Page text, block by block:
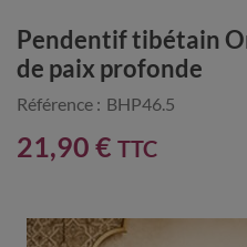
Pendentif tibétain
de paix profonde
Référence : BHP46.5
21,90 € TTC